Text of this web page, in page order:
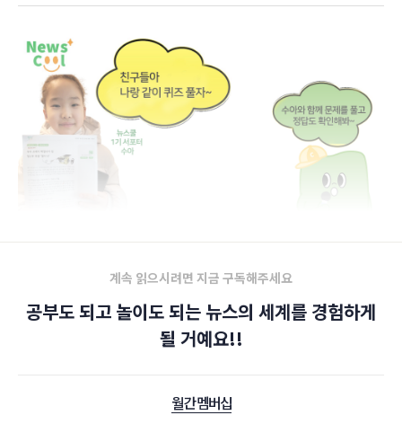
계속 읽으시려면 지금 구독해주세요
공부도 되고 놀이도 되는 뉴스의 세계를 경험하게
될 거예요!!
월간 멤버십